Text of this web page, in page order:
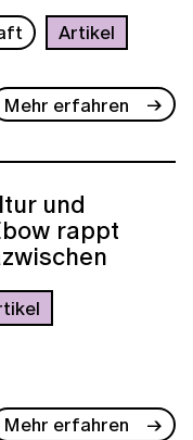
Artikel
Mehr erfahren
und
rappt
Mehr erfahren